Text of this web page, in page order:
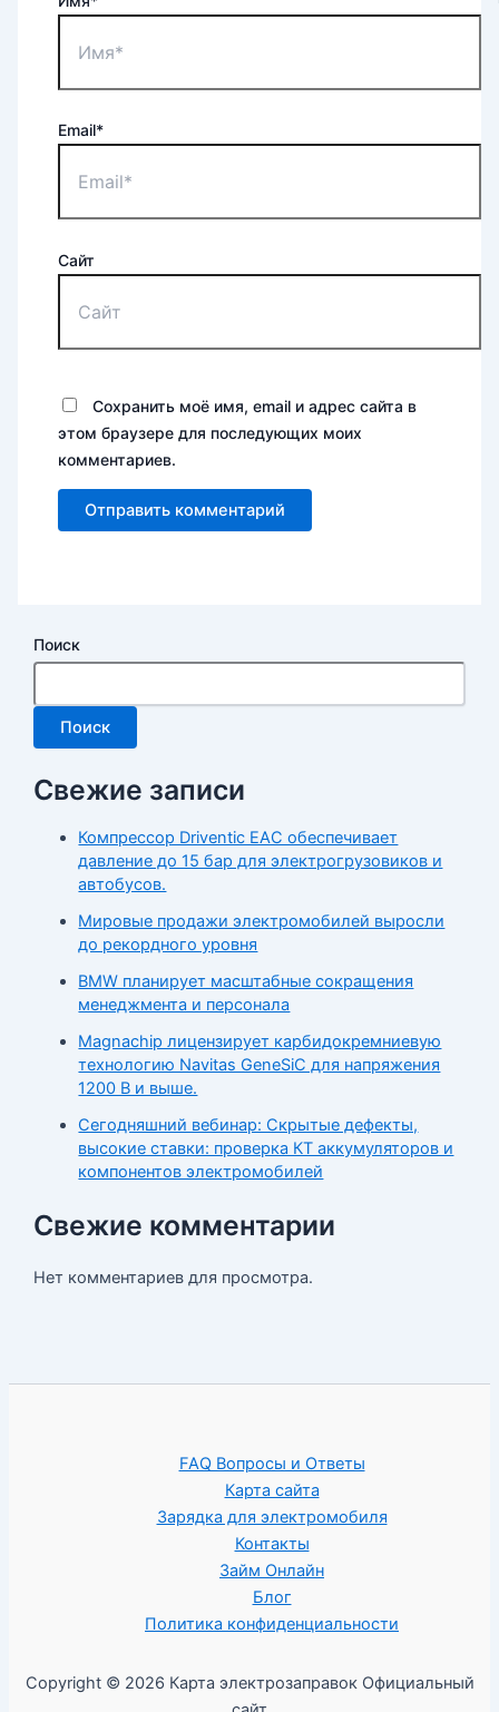
Email*
Сайт
Сохранить моё имя, email и адрес сайта в
этом браузере для последующих моих
комментариев.
Поиск
Поиск
Свежие записи
Компрессор Driventic EAC обеспечивает
давление до 15 бар для электрогрузовиков и
автобусов.
Мировые продажи электромобилей выросли
до рекордного уровня
BMW планирует масштабные сокращения
менеджмента и персонала
Magnachip лицензирует карбидокремниевую
технологию Navitas GeneSiC для напряжения
1200 В и выше.
Сегодняшний вебинар: Скрытые дефекты,
высокие ставки: проверка КТ аккумуляторов и
компонентов электромобилей
Свежие комментарии
Нет комментариев для просмотра.
FAQ Вопросы и Ответы
Карта сайта
Зарядка для электромобиля
Контакты
Займ Онлайн
Блог
Политика конфиденциальности
Copyright © 2026 Карта электрозаправок Официальный